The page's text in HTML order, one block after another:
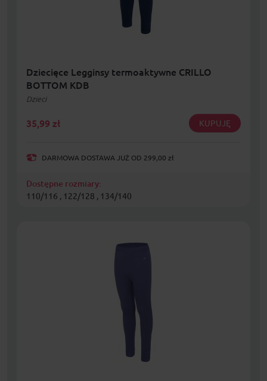
Dziecięce Legginsy termoaktywne CRILLO
BOTTOM KDB
Dzieci
35,99 zł KUPUJĘ
DARMOWA DOSTAWA JUŻ OD 299,00 zł
Dostępne rozmiary:
110/116 , 122/128 , 134/140